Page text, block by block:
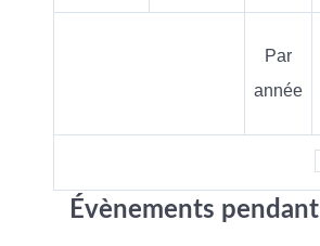
Par
année
Évènements pendant